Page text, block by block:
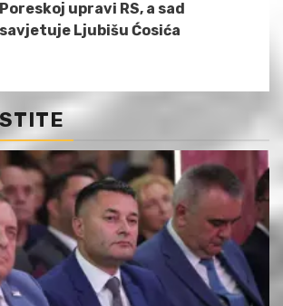
Poreskoj upravi RS, a sad
savjetuje Ljubišu Ćosića